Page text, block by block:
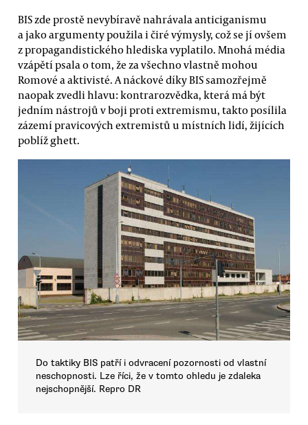
BIS zde prostě nevybíravě nahrávala anticiganismu
a jako argumenty použila i čiré výmysly, což se jí ovšem
z propagandistického hlediska vyplatilo. Mnohá média
vzápětí psala o tom, že za všechno vlastně mohou
Romové a aktivisté. A náckové díky BIS samozřejmě
naopak zvedli hlavu: kontrarozvědka, která má být
jedním nástrojů v boji proti extremismu, takto posílila
zázemí pravicových extremistů u místních lidí, žijících
poblíž ghett.
Do taktiky BIS patří i odvracení pozornosti od vlastní
neschopnosti. Lze říci, že v tomto ohledu je zdaleka
nejschopnější. Repro DR